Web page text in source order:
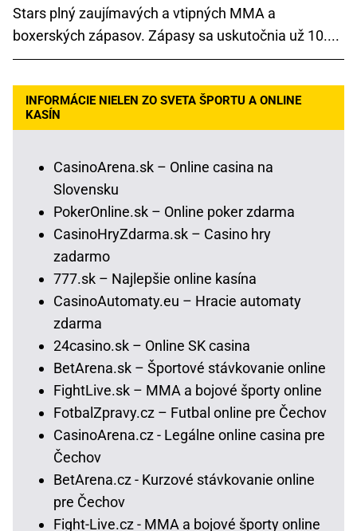
Stars plný zaujímavých a vtipných MMA a
boxerských zápasov. Zápasy sa uskutočnia už 10....
INFORMÁCIE NIELEN ZO SVETA ŠPORTU A ONLINE
KASÍN
CasinoArena.sk – Online casina na
Slovensku
PokerOnline.sk – Online poker zdarma
CasinoHryZdarma.sk – Casino hry
zadarmo
777.sk – Najlepšie online kasína
CasinoAutomaty.eu – Hracie automaty
zdarma
24casino.sk – Online SK casina
BetArena.sk – Športové stávkovanie online
FightLive.sk – MMA a bojové športy online
FotbalZpravy.cz – Futbal online pre Čechov
CasinoArena.cz - Legálne online casina pre
Čechov
BetArena.cz - Kurzové stávkovanie online
pre Čechov
Fight-Live.cz - MMA a bojové športy online